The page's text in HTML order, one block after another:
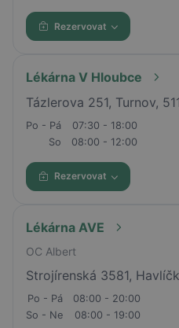
Rezervovat
Lékárna V Hloubce
Tázlerova 251, Turnov,
Po - Pá
07:30 - 18:00
So
08:00 - 12:00
Rezervovat
Lékárna AVE
OC Albert
Strojírenská 3581,
Po - Pá
08:00 - 20:00
So - Ne
08:00 - 19:00